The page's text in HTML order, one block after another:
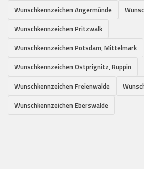
Wunschkennzeichen Angermünde
Wunschkennzeichen Pritzwalk
Wunschkennzeichen Potsdam, Mittelmark
Wunschkennzeichen Ostprignitz, Ruppin
Wunschkennzeichen Freienwalde
Wunschkennzeichen Eberswalde